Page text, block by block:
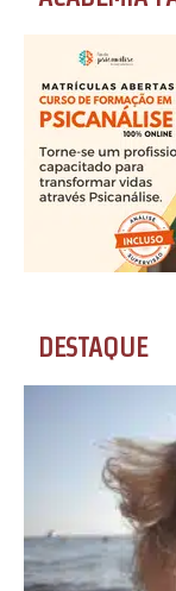
DESTAQUE